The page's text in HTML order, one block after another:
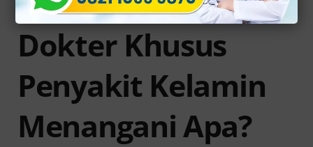
Dokter Khusus
Penyakit Kelamin
Menangani Apa?